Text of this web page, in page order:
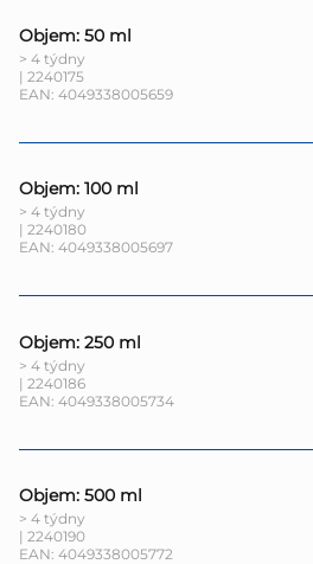
Objem: 50 ml
> 4 týdny
| 2240175
EAN: 4049338005659
Objem: 100 ml
> 4 týdny
| 2240180
EAN: 4049338005697
Objem: 250 ml
> 4 týdny
| 2240186
EAN: 4049338005734
Objem: 500 ml
> 4 týdny
| 2240190
EAN: 4049338005772